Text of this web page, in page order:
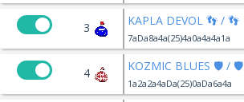
3 KAPLA DEVOL 👣 / 👣
7aDa8a4a(25)4a0a4a4a1a
4 KOZMIC BLUES 🛡️ / 🛡️
1a2a2a4aDa(25)0aDa6a4a